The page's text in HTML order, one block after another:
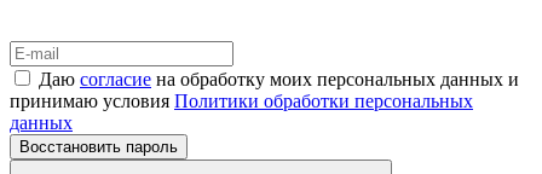
Даю согласие на обработку моих персональных данных и
принимаю условия Политики обработки персональных
данных
Восстановить пароль